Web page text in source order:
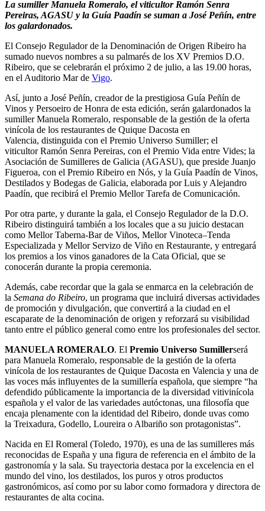
La sumiller Manuela Romeralo, el viticultor Ramón Senra
Pereiras, AGASU y la Guía Paadín se suman a José Peñín, entre
los galardonados.
El Consejo Regulador de la Denominación de Origen Ribeiro ha
sumado nuevos nombres a su palmarés de los XV Premios D.O.
Ribeiro, que se celebrarán el próximo 2 de julio, a las 19.00 horas,
en el Auditorio Mar de Vigo.
Así, junto a José Peñín, creador de la prestigiosa Guía Peñín de
Vinos y Persoeiro de Honra de esta edición, serán galardonados la
sumiller Manuela Romeralo, responsable de la gestión de la oferta
vinícola de los restaurantes de Quique Dacosta en
Valencia, distinguida con el Premio Universo Sumiller; el
viticultor Ramón Senra Pereiras, con el Premio Vida entre Vides; la
Asociación de Sumilleres de Galicia (AGASU), que preside Juanjo
Figueroa, con el Premio Ribeiro en Nós, y la Guía Paadín de Vinos,
Destilados y Bodegas de Galicia, elaborada por Luis y Alejandro
Paadín, que recibirá el Premio Mellor Tarefa de Comunicación.
Por otra parte, y durante la gala, el Consejo Regulador de la D.O.
Ribeiro distinguirá también a los locales que a su juicio destacan
como Mellor Taberna-Bar de Viños, Mellor Vinoteca–Tenda
Especializada y Mellor Servizo de Viño en Restaurante, y entregará
los premios a los vinos ganadores de la Cata Oficial, que se
conocerán durante la propia ceremonia.
Además, cabe recordar que la gala se enmarca en la celebración de
la Semana do Ribeiro, un programa que incluirá diversas actividades
de promoción y divulgación, que convertirá a la ciudad en el
escaparate de la denominación de origen y reforzará su visibilidad
tanto entre el público general como entre los profesionales del sector.
MANUELA ROMERALO. El Premio Universo Sumillerserá
para Manuela Romeralo, responsable de la gestión de la oferta
vinícola de los restaurantes de Quique Dacosta en Valencia y una de
las voces más influyentes de la sumillería española, que siempre “ha
defendido públicamente la importancia de la diversidad vitivinícola
española y el valor de las variedades autóctonas, una filosofía que
encaja plenamente con la identidad del Ribeiro, donde uvas como
la Treixadura, Godello, Loureira o Albariño son protagonistas”.
Nacida en El Romeral (Toledo, 1970), es una de las sumilleres más
reconocidas de España y una figura de referencia en el ámbito de la
gastronomía y la sala. Su trayectoria destaca por la excelencia en el
mundo del vino, los destilados, los puros y otros productos
gastronómicos, así como por su labor como formadora y directora de
restaurantes de alta cocina.